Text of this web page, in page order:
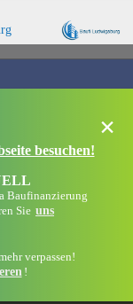
×
besuchen!
Baufinanzierung
Sie uns
verpassen!
!